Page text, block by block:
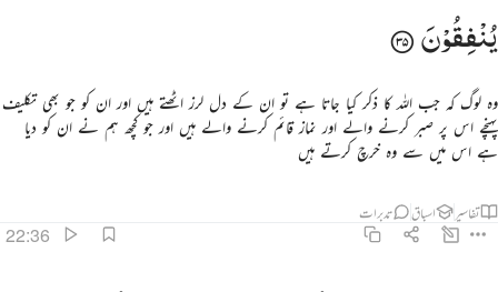
یُنْفِقُوْنَ
وہ لوگ کہ جب اللہ کا ذکر کیا جاتا ہے تو ان کے دل لرز اٹھتے ہیں اور ان کو جو بھی تکلیف
پہنچے اس پر صبر کرنے والے اور نماز قائم کرنے والے ہیں اور جو کچھ ہم نے ان کو دیا
ہے اس میں سے وہ خرچ کرتے ہیں
تفاسیر اسباق تدبرات
22:36